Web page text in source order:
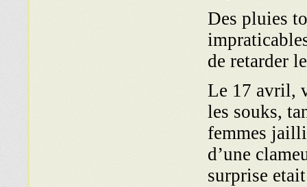
Des pluies
de retarder
Le 17 avril,
les souks,
femmes
d’une
surprise